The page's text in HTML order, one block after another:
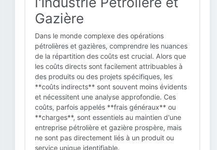
Gazière
Dans le monde complexe des opérations
pétrolières et gazières, comprendre les nuances
de la répartition des coûts est crucial. Alors que
les coûts directs sont facilement attribuables à
des produits ou des projets spécifiques, les
**coûts indirects** sont souvent moins évidents
et nécessitent une analyse approfondie. Ces
coûts, parfois appelés **frais généraux** ou
**charges**, sont essentiels au maintien d'une
entreprise pétrolière et gazière prospère, mais
ne sont pas directement liés à un produit ou
service unique identifiable.